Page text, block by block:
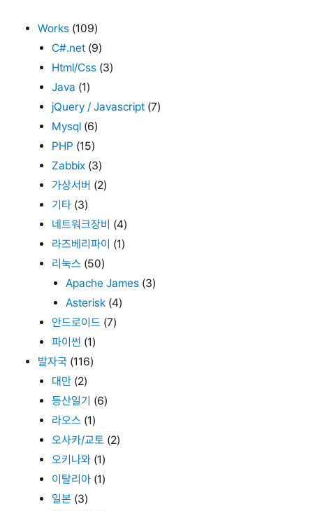
Works (109)
C#.net (9)
Html/Css (3)
Java (1)
jQuery / Javascript (7)
Mysql (6)
PHP (15)
Zabbix (3)
가상서버 (2)
기타 (3)
네트워크장비 (4)
라즈베리파이 (1)
리눅스 (50)
Apache James (3)
Asterisk (4)
안드로이드 (7)
파이썬 (1)
발자국 (116)
대만 (2)
등산일기 (6)
라오스 (1)
오사카/교토 (2)
오키나와 (1)
이탈리아 (1)
일본 (3)